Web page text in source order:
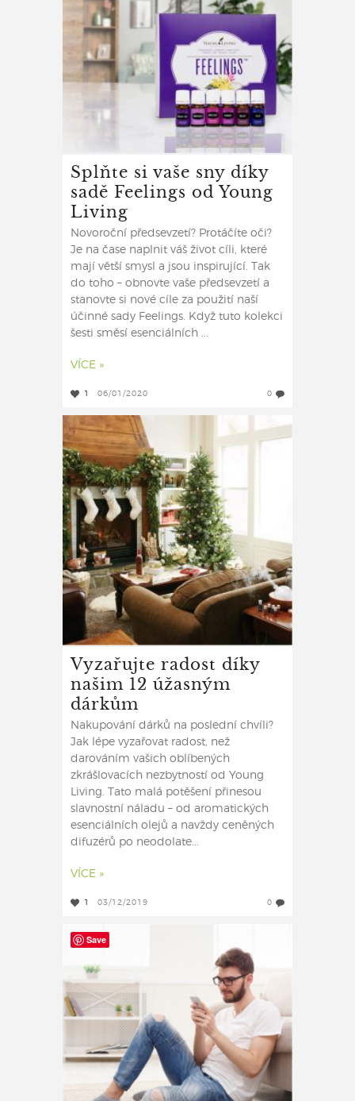
Splňte si vaše sny díky
sadě Feelings od Young
Living
Novoroční předsevzetí? Protáčíte oči?
Je na čase naplnit váš život cíli, které
mají větší smysl a jsou inspirující. Tak
do toho – obnovte vaše předsevzetí a
stanovte si nové cíle za použití naší
účinné sady Feelings. Když tuto kolekci
šesti směsí esenciálních ...
VÍCE »
1 06/01/2020 0
Vyzařujte radost díky
našim 12 úžasným
dárkům
Nakupování dárků na poslední chvíli?
Jak lépe vyzařovat radost, než
darováním vašich oblíbených
zkrášlovacích nezbytností od Young
Living. Tato malá potěšení přinesou
slavnostní náladu – od aromatických
esenciálních olejů a navždy ceněných
difuzérů po neodolate...
VÍCE »
1 03/12/2019 0
Save